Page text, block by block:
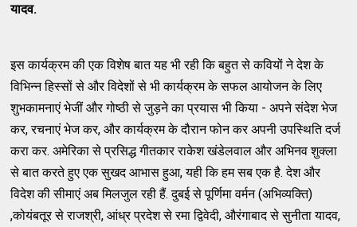
यादव.
इस कार्यक्रम की एक विशेष बात यह भी रही कि बहुत से कवियों ने देश के
विभिन्न हिस्सों से और विदेशों से भी कार्यक्रम के सफल आयोजन के लिए
शुभकामनाएं भेजीं और गोष्ठी से जुड़ने का प्रयास भी किया - अपने संदेश भेज
कर, रचनाएं भेज कर, और कार्यक्रम के दौरान फोन कर अपनी उपस्थिति दर्ज
करा कर. अमेरिका से प्रसिद्ध गीतकार राकेश खंडेलवाल और अभिनव शुक्ला
से बात करते हुए एक सुखद आभास हुआ, यही कि हम सब एक है. देश और
विदेश की सीमाएं अब मिलजुल रही हैं. दुबई से पूर्णिमा वर्मन (अभिव्यक्ति)
,कोयंबतूर से राजश्री, आंध्र प्रदेश से रमा द्विवेदी, औरंगाबाद से सुनीता यादव,